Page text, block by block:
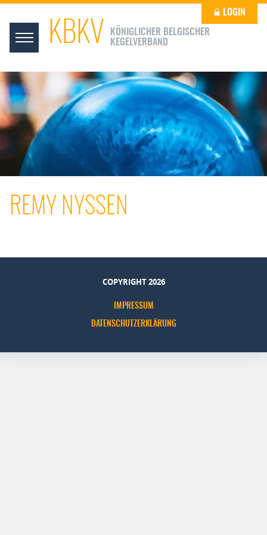
KBKV
KÖNIGLICHER BELGISCHER
KEGELVERBAND
LOGIN
REMY NYSSEN
COPYRIGHT 2026
IMPRESSUM
DATENSCHUTZERKLÄRUNG